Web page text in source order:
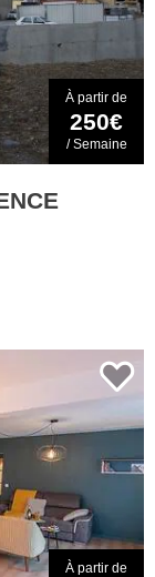
À partir de
250€
/ Semaine
À partir de